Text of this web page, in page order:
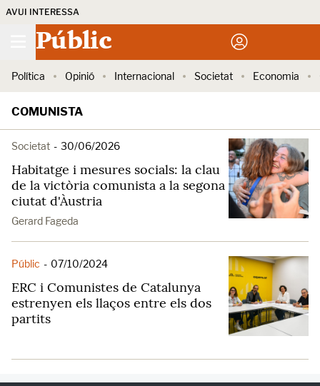
AVUI INTERESSA
Públic
Política Opinió Internacional Societat Economia
COMUNISTA
Societat - 30/06/2026
Habitatge i mesures socials: la clau
de la victòria comunista a la segona
ciutat d'Àustria
Gerard Fageda
Públic - 07/10/2024
ERC i Comunistes de Catalunya
estrenyen els llaços entre els dos
partits